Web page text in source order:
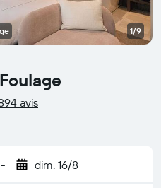
avis
- dim. 16/8
1/9